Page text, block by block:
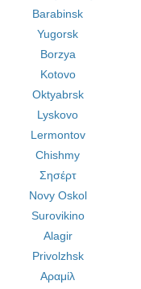
Barabinsk
Yugorsk
Borzya
Kotovo
Oktyabrsk
Lyskovo
Lermontov
Chishmy
Σησέρτ
Novy Oskol
Surovikino
Alagir
Privolzhsk
Αραμίλ